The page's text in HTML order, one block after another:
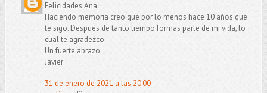
Felicidades Ana,
Haciendo memoria creo que por lo menos hace 10 años que
te sigo. Después de tanto tiempo formas parte de mi vida, lo
cual te agradezco.
Un fuerte abrazo
Javier
31 de enero de 2021 a las 20:00